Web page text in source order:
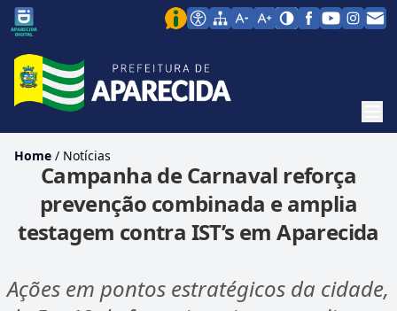
Home / Notícias
Campanha de Carnaval reforça
prevenção combinada e amplia
testagem contra IST’s em Aparecida
Ações em pontos estratégicos da cidade,